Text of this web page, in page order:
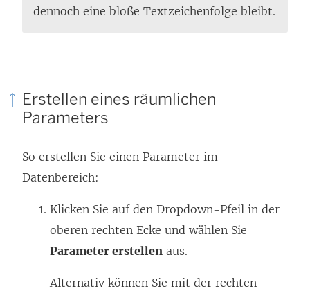
dennoch eine bloße Textzeichenfolge bleibt.
Erstellen eines räumlichen
Parameters
So erstellen Sie einen Parameter im
Datenbereich:
Klicken Sie auf den Dropdown-Pfeil in der
oberen rechten Ecke und wählen Sie
Parameter erstellen aus.
Alternativ können Sie mit der rechten